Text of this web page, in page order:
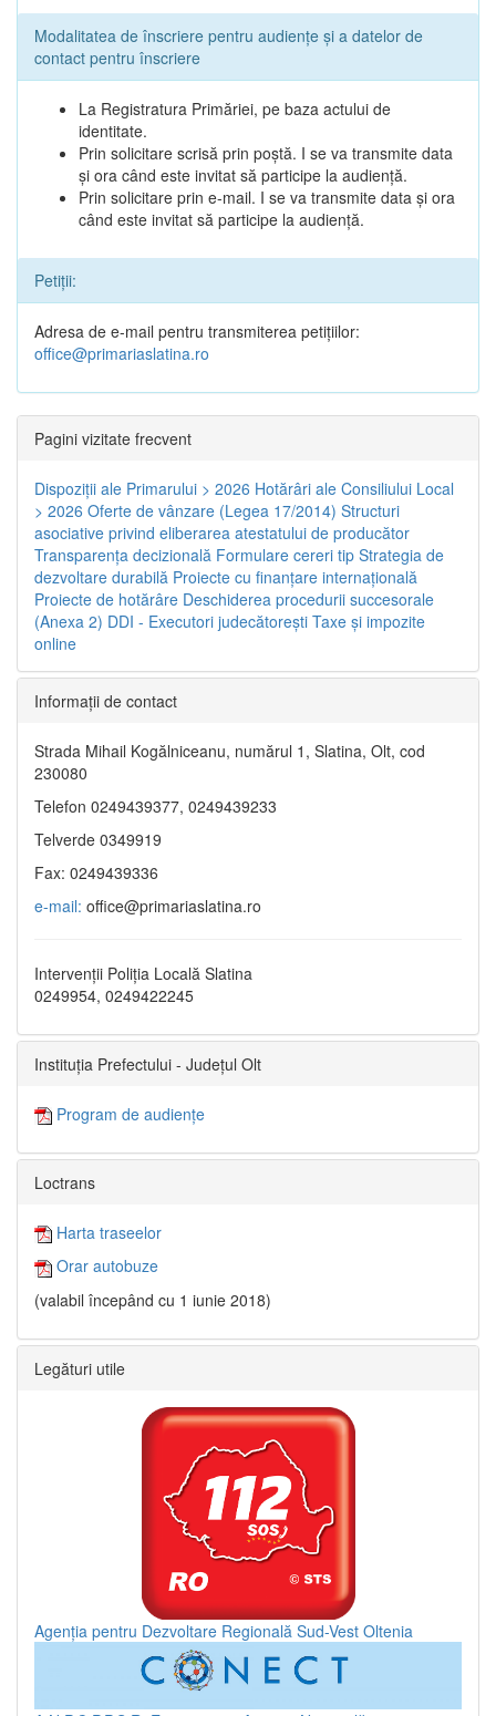
Modalitatea de înscriere pentru audiențe și a datelor de
contact pentru înscriere
La Registratura Primăriei, pe baza actului de
identitate.
Prin solicitare scrisă prin poștă. I se va transmite data
și ora când este invitat să participe la audiență.
Prin solicitare prin e-mail. I se va transmite data și ora
când este invitat să participe la audiență.
Petiții:
Adresa de e-mail pentru transmiterea petițiilor:
office@primariaslatina.ro
Pagini vizitate frecvent
Dispoziţii ale Primarului > 2026 Hotărâri ale Consiliului Local
> 2026 Oferte de vânzare (Legea 17/2014) Structuri
asociative privind eliberarea atestatului de producător
Transparenţa decizională Formulare cereri tip Strategia de
dezvoltare durabilă Proiecte cu finanţare internaţională
Proiecte de hotărâre Deschiderea procedurii succesorale
(Anexa 2) DDI - Executori judecătorești Taxe şi impozite
online
Informaţii de contact
Strada Mihail Kogălniceanu, numărul 1, Slatina, Olt, cod
230080
Telefon 0249439377, 0249439233
Telverde 0349919
Fax: 0249439336
e-mail: office@primariaslatina.ro
Intervenții Poliția Locală Slatina
0249954, 0249422245
Instituția Prefectului - Județul Olt
Program de audiențe
Loctrans
Harta traseelor
Orar autobuze
(valabil începând cu 1 iunie 2018)
Legături utile
Agenția pentru Dezvoltare Regională Sud-Vest Oltenia